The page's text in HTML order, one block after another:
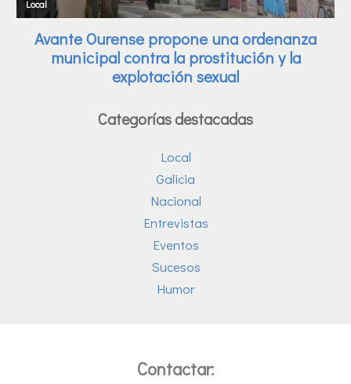
Categorías destacadas
Local
Galicia
Nacional
Entrevistas
Eventos
Sucesos
Humor
Contactar: